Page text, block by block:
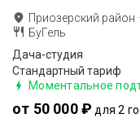
Приозерский район ·
БуГель
Дача-студия
Стандартный тариф
Моментальное
от 50 000 ₽ для 2